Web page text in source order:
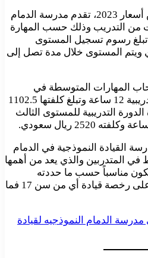
حسب ما تم تحديثه بخصوص أسعار 2023، تقدم مدرسة الدمام
3 مستويات من التدريب وذلك حسب المهارة
تبلغ رسوم تسجيل المستوى
ريال سعودي ويتم المستوى خلال مدة تصل إلى
المهارات المتوسطة في
القيادة، ومدة تلك الدورة التدريبية 12 ساعة وتبلغ كلفتها 1102.5
التدريبية للمستوى الثالث
القيادة النموذجية في الدمام
المتدربين والذي يعد من أهمها
مناسباً حسب ما حددته
الأنظمة السعودية للحصول على رخصة قيادة أي من سن 17 فما
الدمام النموذجيه لقيادة